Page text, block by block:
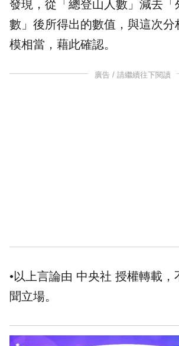
發現，從「總登山人數」減去「
數」後所得出的數值，與這次分
模相當，藉此確認。
廣告 / 請繼續往下閱讀
•以上言論由 中央社 授權轉載，
聞立場。